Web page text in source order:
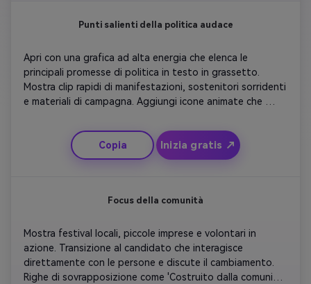
Punti salienti della politica audace
Apri con una grafica ad alta energia che elenca le
principali promesse di politica in testo in grassetto.
Mostra clip rapidi di manifestazioni, sostenitori sorridenti
e materiali di campagna. Aggiungi icone animate che
energia pulita. Inserisci una voce che spiega le tre priorità
principali. Concludete con un messaggio chiaro: 'Azione,
integrità, risultati'. Mantieni le immagini moderne e
Copia Inizia gratis ↗
Focus della comunità
Mostra festival locali, piccole imprese e volontari in
azione. Transizione al candidato che interagisce
direttamente con le persone e discute il cambiamento.
Righe di sovrapposizione come 'Costruito dalla comunità,